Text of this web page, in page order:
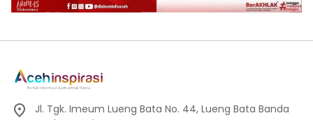
Jl. Tgk. Imeum Lueng Bata No. 44, Lueng Bata Banda